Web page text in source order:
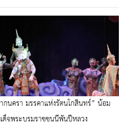
กนครา มรรคาแห่งรัตนโกสินทร์” น้อม
จพระบรมราชชนนีพันปีหลวง